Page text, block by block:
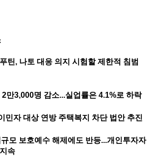
틴, 나토 대응 의지 시험할 제한적 침범
만3,000명 감소...실업률은 4.1%로 하락
민자 대상 연방 주택복지 차단 법안 추진
모 보호예수 해제에도 반등...개인투자자
속